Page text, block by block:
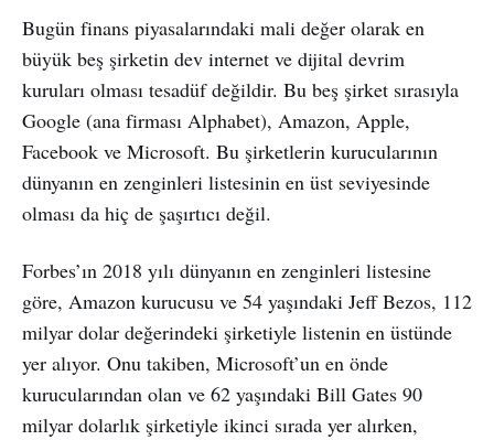
Bugün finans piyasalarındaki mali değer olarak en
büyük beş şirketin dev internet ve dijital devrim
kuruları olması tesadüf değildir. Bu beş şirket sırasıyla
Google (ana firması Alphabet), Amazon, Apple,
Facebook ve Microsoft. Bu şirketlerin kurucularının
dünyanın en zenginleri listesinin en üst seviyesinde
olması da hiç de şaşırtıcı değil.
Forbes’ın 2018 yılı dünyanın en zenginleri listesine
göre, Amazon kurucusu ve 54 yaşındaki Jeff Bezos, 112
milyar dolar değerindeki şirketiyle listenin en üstünde
yer alıyor. Onu takiben, Microsoft’un en önde
kurucularından olan ve 62 yaşındaki Bill Gates 90
milyar dolarlık şirketiyle ikinci sırada yer alırken,